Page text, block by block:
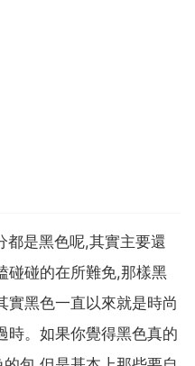
是黑色呢,其實主要還
碰碰的在所難免,那樣黑
實黑色一直以來就是時尚
時。如果你覺得黑色真的